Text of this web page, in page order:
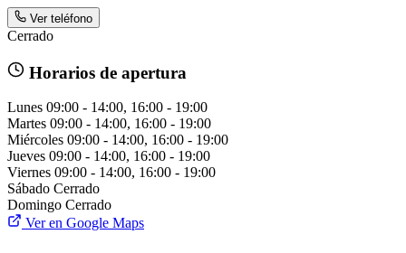
Ver teléfono
Cerrado
Horarios de apertura
Lunes 09:00 - 14:00, 16:00 - 19:00
Martes 09:00 - 14:00, 16:00 - 19:00
Miércoles 09:00 - 14:00, 16:00 - 19:00
Jueves 09:00 - 14:00, 16:00 - 19:00
Viernes 09:00 - 14:00, 16:00 - 19:00
Sábado Cerrado
Domingo Cerrado
Ver en Google Maps